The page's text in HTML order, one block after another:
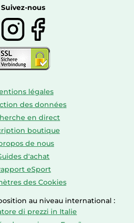
Suivez-nous
légales
des données
en direct
boutique
de nous
d'achat
eSport
des Cookies
au niveau international :
di prezzi in Italie